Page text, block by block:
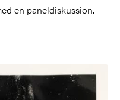
en paneldiskussion.